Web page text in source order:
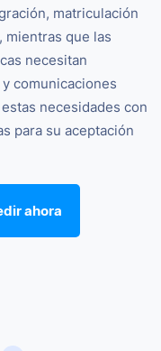
matriculación
mientras que las
necesitan
comunicaciones
necesidades con
para su aceptación
ahora